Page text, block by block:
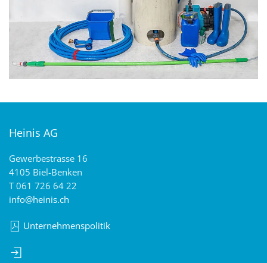
Heinis AG
Gewerbestrasse 16
4105 Biel-Benken
T 061 726 64 22
info@heinis.ch
Unternehmenspolitik